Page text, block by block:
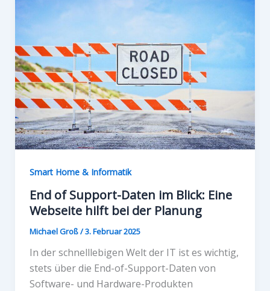
Smart Home & Informatik
End of Support-Daten im Blick: Eine
Webseite hilft bei der Planung
Michael Groß/3. Februar 2025
In der schnelllebigen Welt der IT ist es wichtig,
stets über die End-of-Support-Daten von
Software- und Hardware-Produkten